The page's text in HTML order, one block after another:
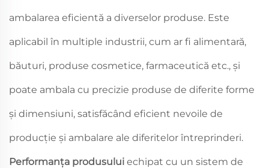
ambalarea eficientă a diverselor produse. Este
aplicabil în multiple industrii, cum ar fi alimentară,
băuturi, produse cosmetice, farmaceutică etc., și
poate ambala cu precizie produse de diferite forme
și dimensiuni, satisfăcând eficient nevoile de
producție și ambalare ale diferitelor întreprinderi.
Performanța produsului echipat cu un sistem de